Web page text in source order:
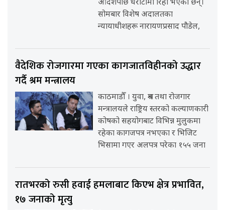
आदेशपछि धरौटीमा रिहा भएका छन्।
सोमबार विशेष अदालतका
न्यायाधीशहरू नारायणप्रसाद पौडेल,
वैदेशिक रोजगारमा गएका कागजातविहीनको उद्धार
गर्दै श्रम मन्त्रालय
काठमाडौँ । युवा, श्रम तथा रोजगार
मन्त्रालयले राष्ट्रिय स्तरको कल्याणकारी
कोषको सहयोगबाट विभिन्न मुलुकमा
रहेका कागजपत्र नभएका र भिजिट
भिसामा गएर अलपत्र परेका १५५ जना
रातभरको रुसी हवाई हमलाबाट किएभ क्षेत्र प्रभावित,
१७ जनाको मृत्यु